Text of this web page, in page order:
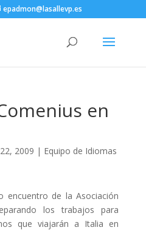
epadmon@lasallevp.es
en
2009 | Equipo de Idiomas
encuentro de la Asociación
los trabajos para
que viajarán a Italia en